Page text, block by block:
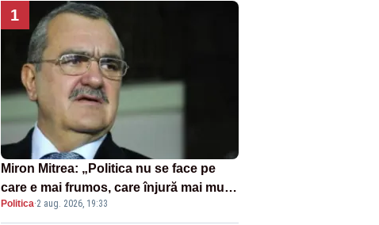
1
Miron Mitrea: „Politica nu se face pe
care e mai frumos, care înjură mai mult,
care țipă mai tare, ci pe proiecte”
Politica·2 aug. 2026, 19:33